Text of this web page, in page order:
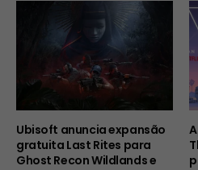
Ubisoft anuncia expansão
gratuita Last Rites para
Ghost Recon Wildlands e